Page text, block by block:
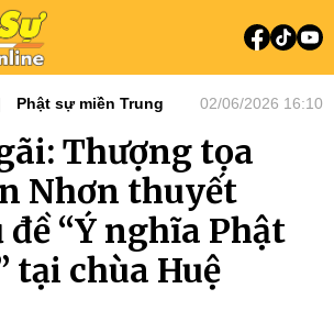
Phật sự miền Trung 02/06/2026 16:10
Thượng tọa
Nhơn thuyết
“Ý nghĩa Phật
tại chùa Huệ